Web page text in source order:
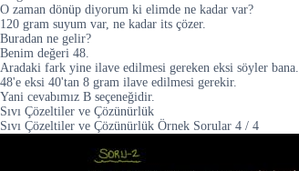
O zaman dönüp diyorum ki elimde ne kadar var?
120 gram suyum var, ne kadar its çözer.
Buradan ne gelir?
Benim değeri 48.
Aradaki fark yine ilave edilmesi gereken eksi söyler bana.
48'e eksi 40'tan 8 gram ilave edilmesi gerekir.
Yani cevabımız B seçeneğidir.
Sıvı Çözeltiler ve Çözünürlük
Sıvı Çözeltiler ve Çözünürlük Örnek Sorular 4 / 4